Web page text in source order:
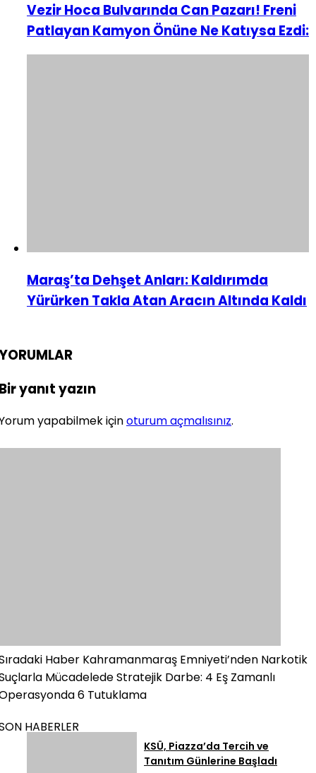
Vezir Hoca Bulvarında Can Pazarı! Freni
Patlayan Kamyon Önüne Ne Katıysa Ezdi:
Maraş’ta Dehşet Anları: Kaldırımda
Yürürken Takla Atan Aracın Altında Kaldı
yanıt yazın
yapabilmek içinoturum açmalısınız.
Haber Kahramanmaraş Emniyeti’nden Narkotik
Mücadelede Stratejik Darbe: 4 Eş Zamanlı
6 Tutuklama
HABERLER
KSÜ, Piazza’da Tercih ve
Tanıtım Günlerine Başladı